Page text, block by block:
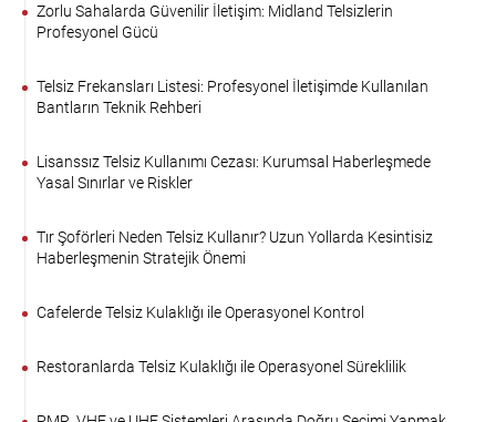
Zorlu Sahalarda Güvenilir İletişim: Midland Telsizlerin
Profesyonel Gücü
Telsiz Frekansları Listesi: Profesyonel İletişimde Kullanılan
Bantların Teknik Rehberi
Lisanssız Telsiz Kullanımı Cezası: Kurumsal Haberleşmede
Yasal Sınırlar ve Riskler
Tır Şoförleri Neden Telsiz Kullanır? Uzun Yollarda Kesintisiz
Haberleşmenin Stratejik Önemi
Cafelerde Telsiz Kulaklığı ile Operasyonel Kontrol
Restoranlarda Telsiz Kulaklığı ile Operasyonel Süreklilik